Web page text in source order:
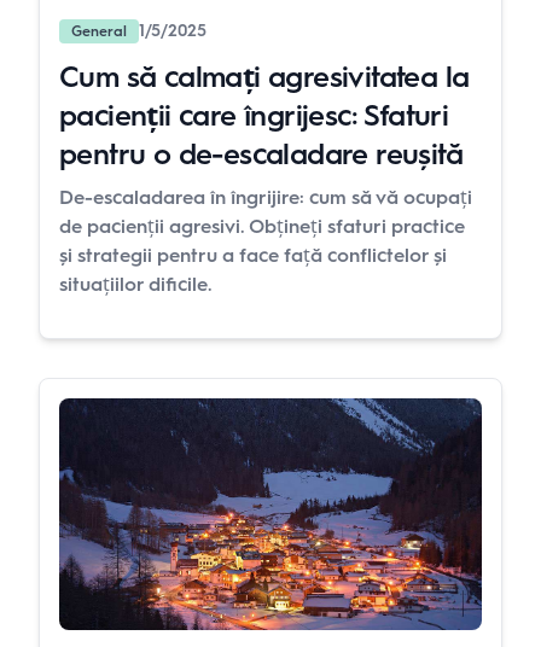
General 1/5/2025
Cum să calmați agresivitatea la
pacienții care îngrijesc: Sfaturi
pentru o de-escaladare reușită
De-escaladarea în îngrijire: cum să vă ocupați
de pacienții agresivi. Obțineți sfaturi practice
și strategii pentru a face față conflictelor și
situațiilor dificile.